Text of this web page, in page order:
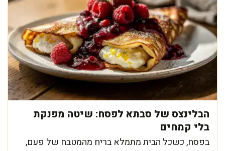
הבלינצס של סבתא לפסח: שיטה מפנקת
בלי קמחים
בפסח, כשכל הבית מתמלא בריח מהמטבח של פעם,